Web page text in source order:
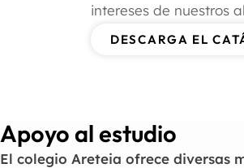
intereses de nuestros
DESCARGA EL
Apoyo al estudio
El colegio Areteia ofrece diversas